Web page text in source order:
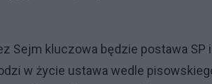
Sejm kluczowa będzie postawa SP
w życie ustawa wedle